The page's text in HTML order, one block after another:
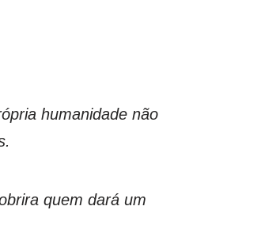
humanidade não
quem dará um